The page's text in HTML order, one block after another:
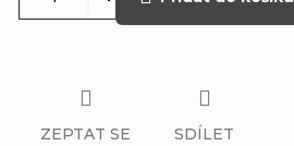
ZEPTAT SE SDÍLET